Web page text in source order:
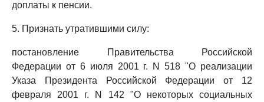
доплаты к пенсии.
5. Признать утратившими силу:
постановление Правительства Российской
Федерации от 6 июля 2001 г. N 518 "О реализации
Указа Президента Российской Федерации от 12
февраля 2001 г. N 142 "О некоторых социальных